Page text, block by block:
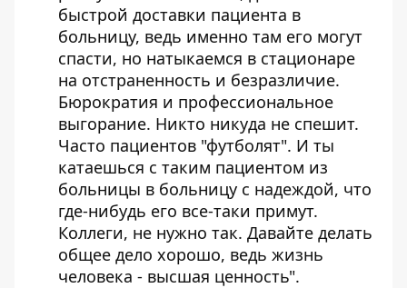
быстрой доставки пациента в
больницу, ведь именно там его могут
спасти, но натыкаемся в стационаре
на отстраненность и безразличие.
Бюрократия и профессиональное
выгорание. Никто никуда не спешит.
Часто пациентов "футболят". И ты
катаешься с таким пациентом из
больницы в больницу с надеждой, что
где-нибудь его все-таки примут.
Коллеги, не нужно так. Давайте делать
общее дело хорошо, ведь жизнь
человека - высшая ценность".